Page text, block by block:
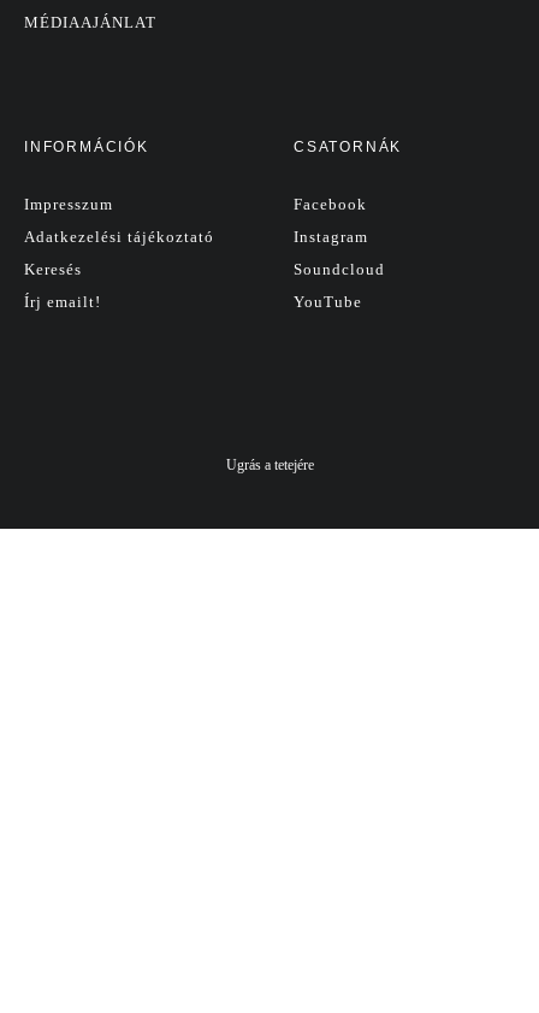
MÉDIAAJÁNLAT
INFORMÁCIÓK
Impresszum
Adatkezelési tájékoztató
Keresés
Írj emailt!
CSATORNÁK
Facebook
Instagram
Soundcloud
YouTube
Ugrás a tetejére